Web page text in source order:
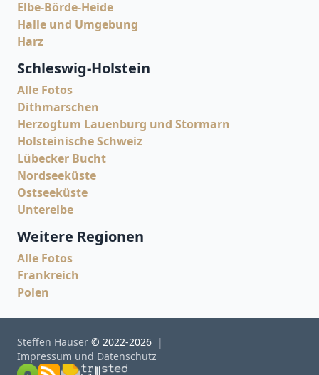
Elbe-Börde-Heide
Halle und Umgebung
Harz
Schleswig-Holstein
Alle Fotos
Dithmarschen
Herzogtum Lauenburg und Stormarn
Holsteinische Schweiz
Lübecker Bucht
Nordseeküste
Ostseeküste
Unterelbe
Weitere Regionen
Alle Fotos
Frankreich
Polen
Steffen Hauser © 2022-2026
Impressum und Datenschutz